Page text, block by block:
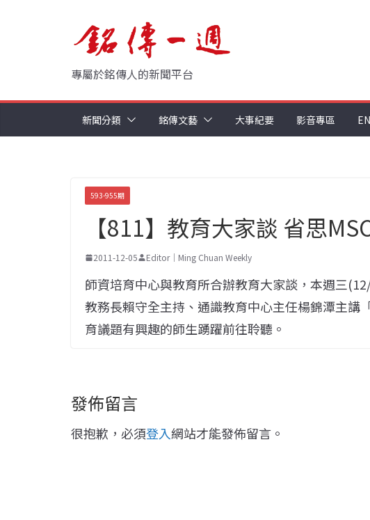
專屬於銘傳人的新聞平台
新聞分類 銘傳文藝 大事紀要 影音專區
593-955期
【811】教育大家談 省思
2011-12-05 Editor｜Ming Chuan Weekly
師資培育中心與教育所合辦教育大家談，本週三
教務長賴守全主持、通識教育中心主任楊錦潭主講
育議題有興趣的師生踴躍前往聆聽。
發佈留言
很抱歉，必須登入網站才能發佈留言。